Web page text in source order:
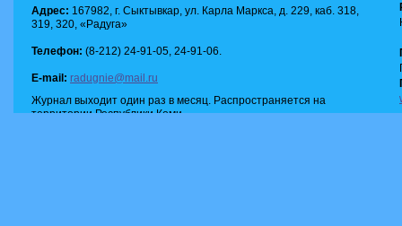
Адрес: 167982, г. Сыктывкар, ул. Карла Маркса, д. 229, каб. 318,
319, 320, «Радуга»
Телефон: (8-212) 24-91-05, 24-91-06.
E-mail: radugnie@mail.ru
Журнал выходит один раз в месяц. Распространяется на
территории Республики Коми.